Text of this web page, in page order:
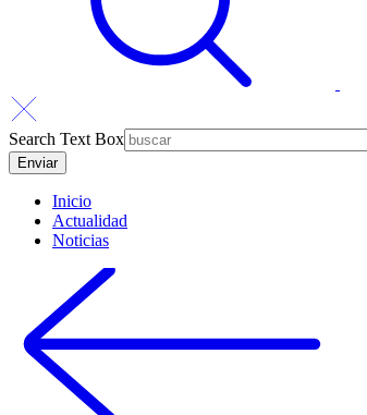
Search Text Box
Inicio
Actualidad
Noticias